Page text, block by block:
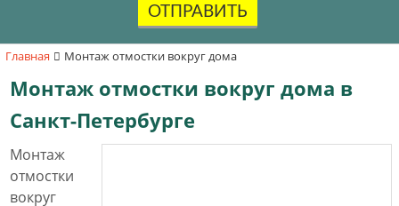
ОТПРАВИТЬ
Главная Монтаж отмостки вокруг дома
Монтаж отмостки вокруг дома в
Санкт-Петербурге
Монтаж
отмостки
вокруг